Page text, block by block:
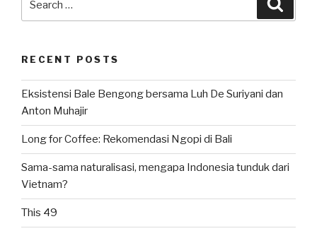
for:
RECENT POSTS
Eksistensi Bale Bengong bersama Luh De Suriyani dan
Anton Muhajir
Long for Coffee: Rekomendasi Ngopi di Bali
Sama-sama naturalisasi, mengapa Indonesia tunduk dari
Vietnam?
This 49